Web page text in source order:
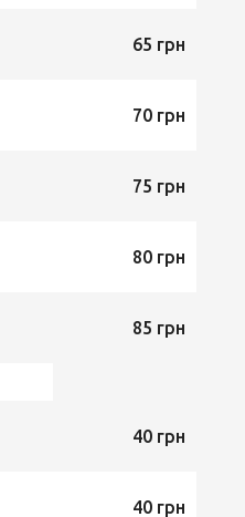
65 грн
70 грн
75 грн
80 грн
85 грн
40 грн
40 грн